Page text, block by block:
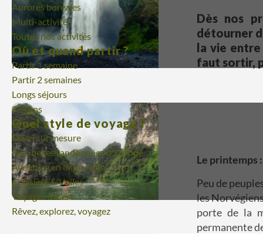
Aurores boréales
Multi-activités
Toutes nos activités
Où et quand partir ?
Partir 1 semaine
Partir 2 semaines
Longs séjours
Saisons
Quel style de voyage ?
Safari sur mesure
Plus belles randonnées d'Europe
Aventure en immersion
Croisière & Voiles
Voyages désert
Rêvez, explorez, voyagez
Dès nos
détourner
la vie
faut sortir,
Le printemps
Peu de
les
porte de la
permanente